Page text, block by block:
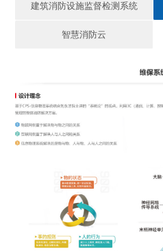
建筑消防设施监督检测系统
智慧消防云